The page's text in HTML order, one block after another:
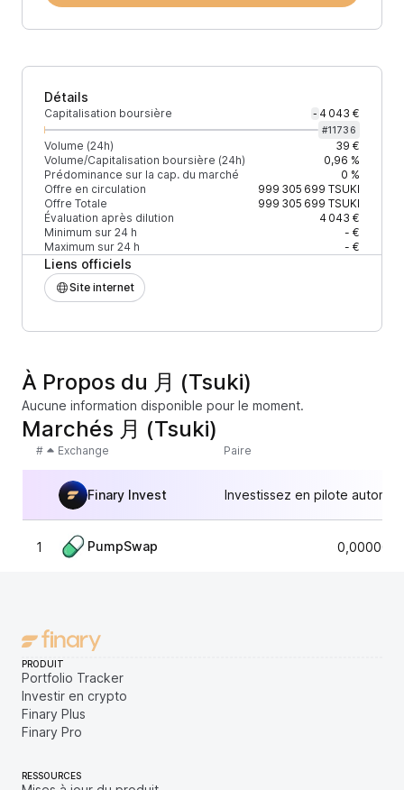
Détails
Capitalisation boursière - 4 043 €
#11736
Volume (24h)
39 €
Volume/Capitalisation boursière (24h)
0,96 %
Prédominance sur la cap. du marché
0 %
Offre en circulation
999 305 699 TSUKI
Offre Totale
999 305 699 TSUKI
Évaluation après dilution
4 043 €
Minimum sur 24 h
- €
Maximum sur 24 h
- €
Liens officiels
Site internet
À Propos du 月 (Tsuki)
Aucune information disponible pour le moment.
Marchés 月 (Tsuki)
# Exchange Paire
Finary Invest Investissez en pilote
1 PumpSwap
PRODUIT
Portfolio Tracker
Investir en crypto
Finary Plus
Finary Pro
RESSOURCES